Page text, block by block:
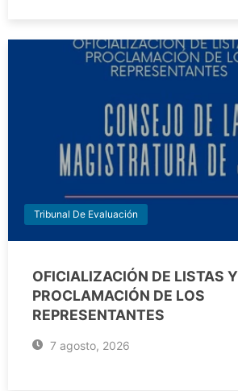
Tribunal De Evaluación
OFICIALIZACIÓN DE LISTAS Y
PROCLAMACIÓN DE LOS
REPRESENTANTES
7 agosto, 2026